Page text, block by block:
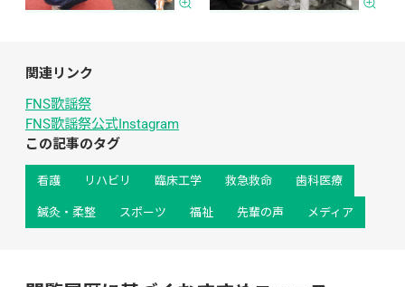
関連リンク
FNS歌謡祭
FNS歌謡祭公式Instagram
この記事のタグ
看護 リハビリ 臨床工学 救急救命 歯科医療
鍼灸・柔整 スポーツ 福祉 先輩の声 メディア